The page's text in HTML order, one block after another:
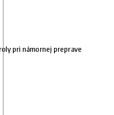
pri námornej preprave